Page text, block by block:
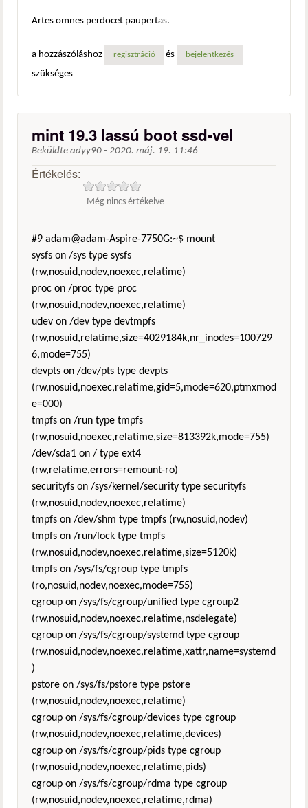
Artes omnes perdocet paupertas.
a hozzászóláshoz regisztráció és bejelentkezés
szükséges
mint 19.3 lassú boot ssd-vel
Beküldte adyy90 - 2020. máj. 19. 11:46
Értékelés:
Még nincs értékelve
#9 adam@adam-Aspire-7750G:~$ mount
sysfs on /sys type sysfs
(rw,nosuid,nodev,noexec,relatime)
proc on /proc type proc
(rw,nosuid,nodev,noexec,relatime)
udev on /dev type devtmpfs
(rw,nosuid,relatime,size=4029184k,nr_inodes=100729
6,mode=755)
devpts on /dev/pts type devpts
(rw,nosuid,noexec,relatime,gid=5,mode=620,ptmxmod
e=000)
tmpfs on /run type tmpfs
(rw,nosuid,noexec,relatime,size=813392k,mode=755)
/dev/sda1 on / type ext4
(rw,relatime,errors=remount-ro)
securityfs on /sys/kernel/security type securityfs
(rw,nosuid,nodev,noexec,relatime)
tmpfs on /dev/shm type tmpfs (rw,nosuid,nodev)
tmpfs on /run/lock type tmpfs
(rw,nosuid,nodev,noexec,relatime,size=5120k)
tmpfs on /sys/fs/cgroup type tmpfs
(ro,nosuid,nodev,noexec,mode=755)
cgroup on /sys/fs/cgroup/unified type cgroup2
(rw,nosuid,nodev,noexec,relatime,nsdelegate)
cgroup on /sys/fs/cgroup/systemd type cgroup
(rw,nosuid,nodev,noexec,relatime,xattr,name=systemd
)
pstore on /sys/fs/pstore type pstore
(rw,nosuid,nodev,noexec,relatime)
cgroup on /sys/fs/cgroup/devices type cgroup
(rw,nosuid,nodev,noexec,relatime,devices)
cgroup on /sys/fs/cgroup/pids type cgroup
(rw,nosuid,nodev,noexec,relatime,pids)
cgroup on /sys/fs/cgroup/rdma type cgroup
(rw,nosuid,nodev,noexec,relatime,rdma)